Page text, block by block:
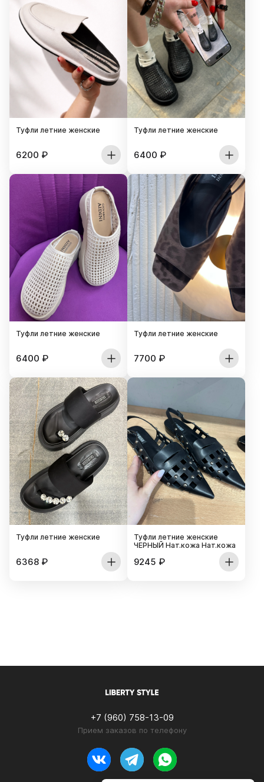
Туфли летние женские
6200 ₽
Туфли летние женские
6400 ₽
Туфли летние женские
6400 ₽
Туфли летние женские
7700 ₽
Туфли летние женские
6368 ₽
Туфли летние женские
ЧЕРНЫЙ Нат.кожа Нат.кожа
9245 ₽
+7 (960) 758-13-09
Прием заказов по телефону